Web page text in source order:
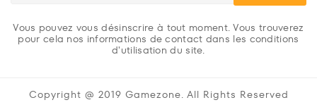
Vous pouvez vous désinscrire à tout moment. Vous trouverez
pour cela nos informations de contact dans les conditions
d'utilisation du site.
Copyright @ 2019 Gamezone. All Rights Reserved